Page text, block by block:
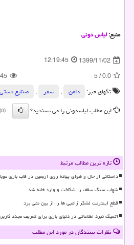
منبع:لباس دونی
1399/11/02
12:19:45
0.0
/
5
تگهای خبر:
دامن , سفر ,
صنایع دستی
این مطلب لباسدونی را می پسندید؟
(0)
تازه ترین مطالب مرتبط
داستانی از حال و هوای پیاده روی اربعین در قاب بازی
شهاب سنگ سقف را شکافت و وارد خانه شد
قطع اینترنت لشکر زامبی ها را از بین نمی برد
اتمیک نبرد اطلاعاتی در دنیای بازی برای تعریف مجدد
نظرات بینندگان در مورد این مطلب